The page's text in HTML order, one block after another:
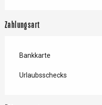
Zahlungsart
Bankkarte
Urlaubsschecks